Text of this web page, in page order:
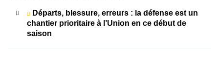
Départs, blessure, erreurs : la défense est un
chantier prioritaire à l’Union en ce début de
saison